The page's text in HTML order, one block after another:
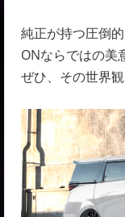
純正が持つ圧倒
ONならではの美
ぜひ、その世界